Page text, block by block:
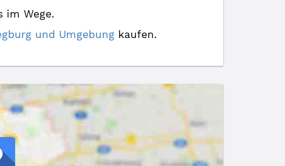
im Wege.
und Umgebung kaufen.